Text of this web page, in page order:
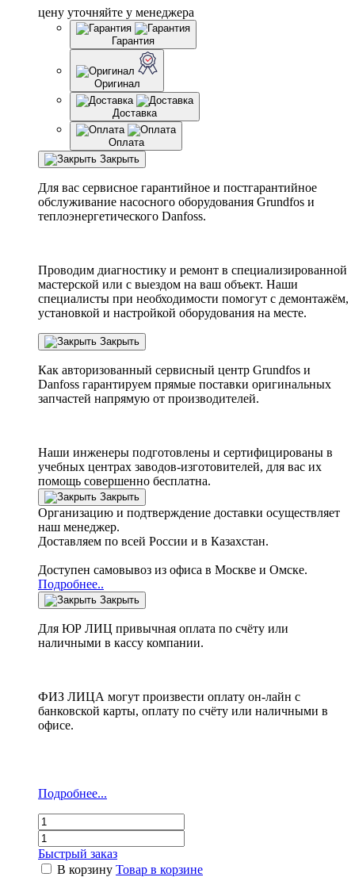
цену уточняйте у менеджера
Гарантия
Оригинал
Доставка
Оплата
Закрыть
Для вас сервисное гарантийное и постгарантийное
обслуживание насосного оборудования Grundfos и
теплоэнергетического Danfoss.
Проводим диагностику и ремонт в специализированной
мастерской или с выездом на ваш объект. Наши
специалисты при необходимости помогут с демонтажём,
установкой и настройкой оборудования на месте.
Закрыть
Как авторизованный сервисный центр Grundfos и
Danfoss гарантируем прямые поставки оригинальных
запчастей напрямую от производителей.
Наши инженеры подготовлены и сертифицированы в
учебных центрах заводов-изготовителей, для вас их
помощь совершенно бесплатна.
Закрыть
Организацию и подтверждение доставки осуществляет
наш менеджер.
Доставляем по всей России и в Казахстан.
Доступен самовывоз из офиса в Москве и Омске.
Подробнее..
Закрыть
Для ЮР ЛИЦ привычная оплата по счёту или
наличными в кассу компании.
ФИЗ ЛИЦА могут произвести оплату он-лайн с
банковской карты, оплату по счёту или наличными в
офисе.
Подробнее...
Быстрый заказ
В корзину Товар в корзине